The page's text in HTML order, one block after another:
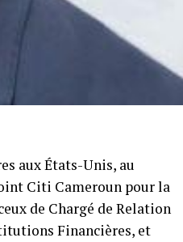
aux États-Unis, au
Citi Cameroun pour la
de Chargé de Relation
Financières, et